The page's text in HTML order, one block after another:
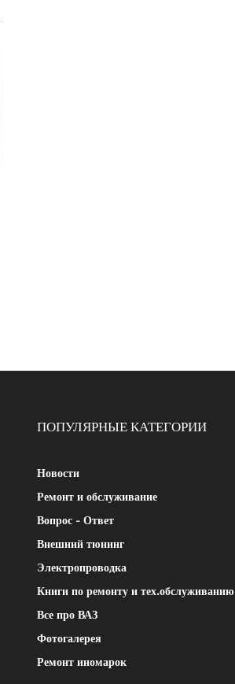
ПОПУЛЯРНЫЕ КАТЕГОРИИ
Новости
Ремонт и обслуживание
Вопрос - Ответ
Внешний тюнинг
Электропроводка
Книги по ремонту и тех.обслуживанию
Все про ВАЗ
Фотогалерея
Ремонт иномарок